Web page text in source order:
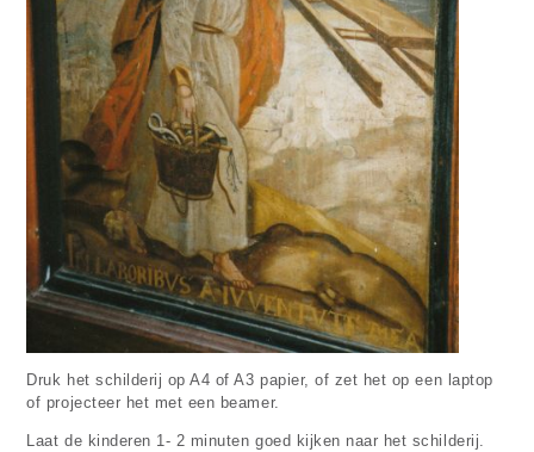
Druk het schilderij op A4 of A3 papier, of zet het op een laptop
of projecteer het met een beamer.
Laat de kinderen 1- 2 minuten goed kijken naar het schilderij.